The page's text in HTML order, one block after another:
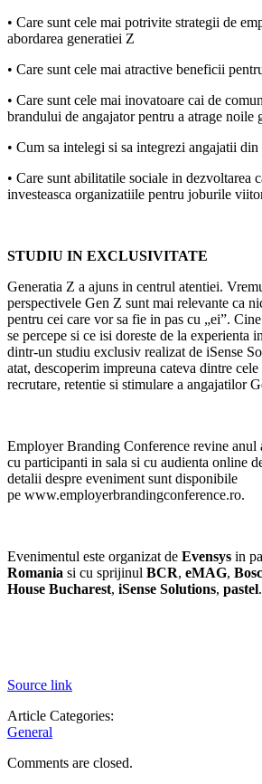
• Care sunt cele mai potrivite strategii de
abordarea generatiei Z
• Care sunt cele mai atractive beneficii
• Care sunt cele mai inovatoare cai de
brandului de angajator pentru a atrage noile
• Cum sa intelegi si sa integrezi angajatii
• Care sunt abilitatile sociale in dezvoltarea
investeasca organizatiile pentru joburile
STUDIU IN EXCLUSIVITATE
Generatia Z a ajuns in centrul atentiei.
perspectivele Gen Z sunt mai relevante ca
pentru cei care vor sa fie in pas cu „ei”.
se percepe si ce isi doreste de la experienta
dintr-un studiu exclusiv realizat de iSense
atat, descoperim impreuna cateva dintre
recrutare, retentie si stimulare a angajatilor
Employer Branding Conference revine anul
cu participanti in sala si cu audienta online
detalii despre eveniment sunt disponibile
pe www.employerbrandingconference.ro.
Evenimentul este organizat de Evensys in
Romania si cu sprijinul BCR, eMAG,
House Bucharest, iSense Solutions, pastel.
Source link
Article Categories:
General
Comments are closed.